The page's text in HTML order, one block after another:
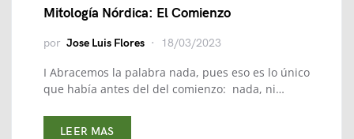
Mitología Nórdica: El Comienzo
por Jose Luis Flores 18/03/2023
I Abracemos la palabra nada, pues eso es lo único
que había antes del del comienzo: nada, ni…
LEER MAS